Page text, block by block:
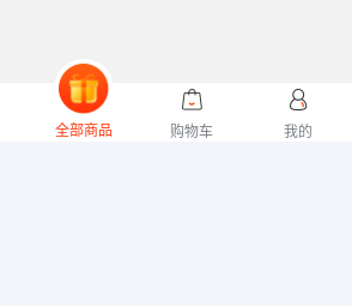
全部商品 购物车 我的